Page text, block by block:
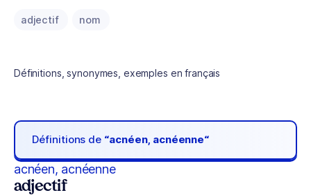
adjectif nom
Définitions, synonymes, exemples en français
Définitions de “acnéen, acnéenne“
acnéen, acnéenne
adjectif